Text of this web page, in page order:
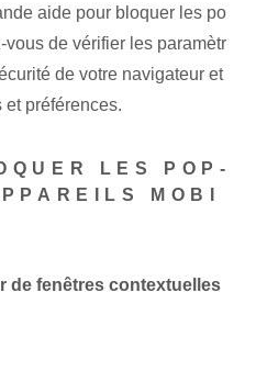
aide pour bloquer les po
de vérifier les paramètr
de votre navigateur et
préférences.
LES POP-
MOBI
de fenêtres contextuelles